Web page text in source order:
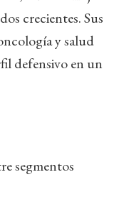
crecientes. Sus
y salud
defensivo en un
segmentos